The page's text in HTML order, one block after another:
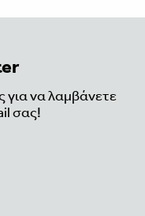
να λαμβάνετε
σας!